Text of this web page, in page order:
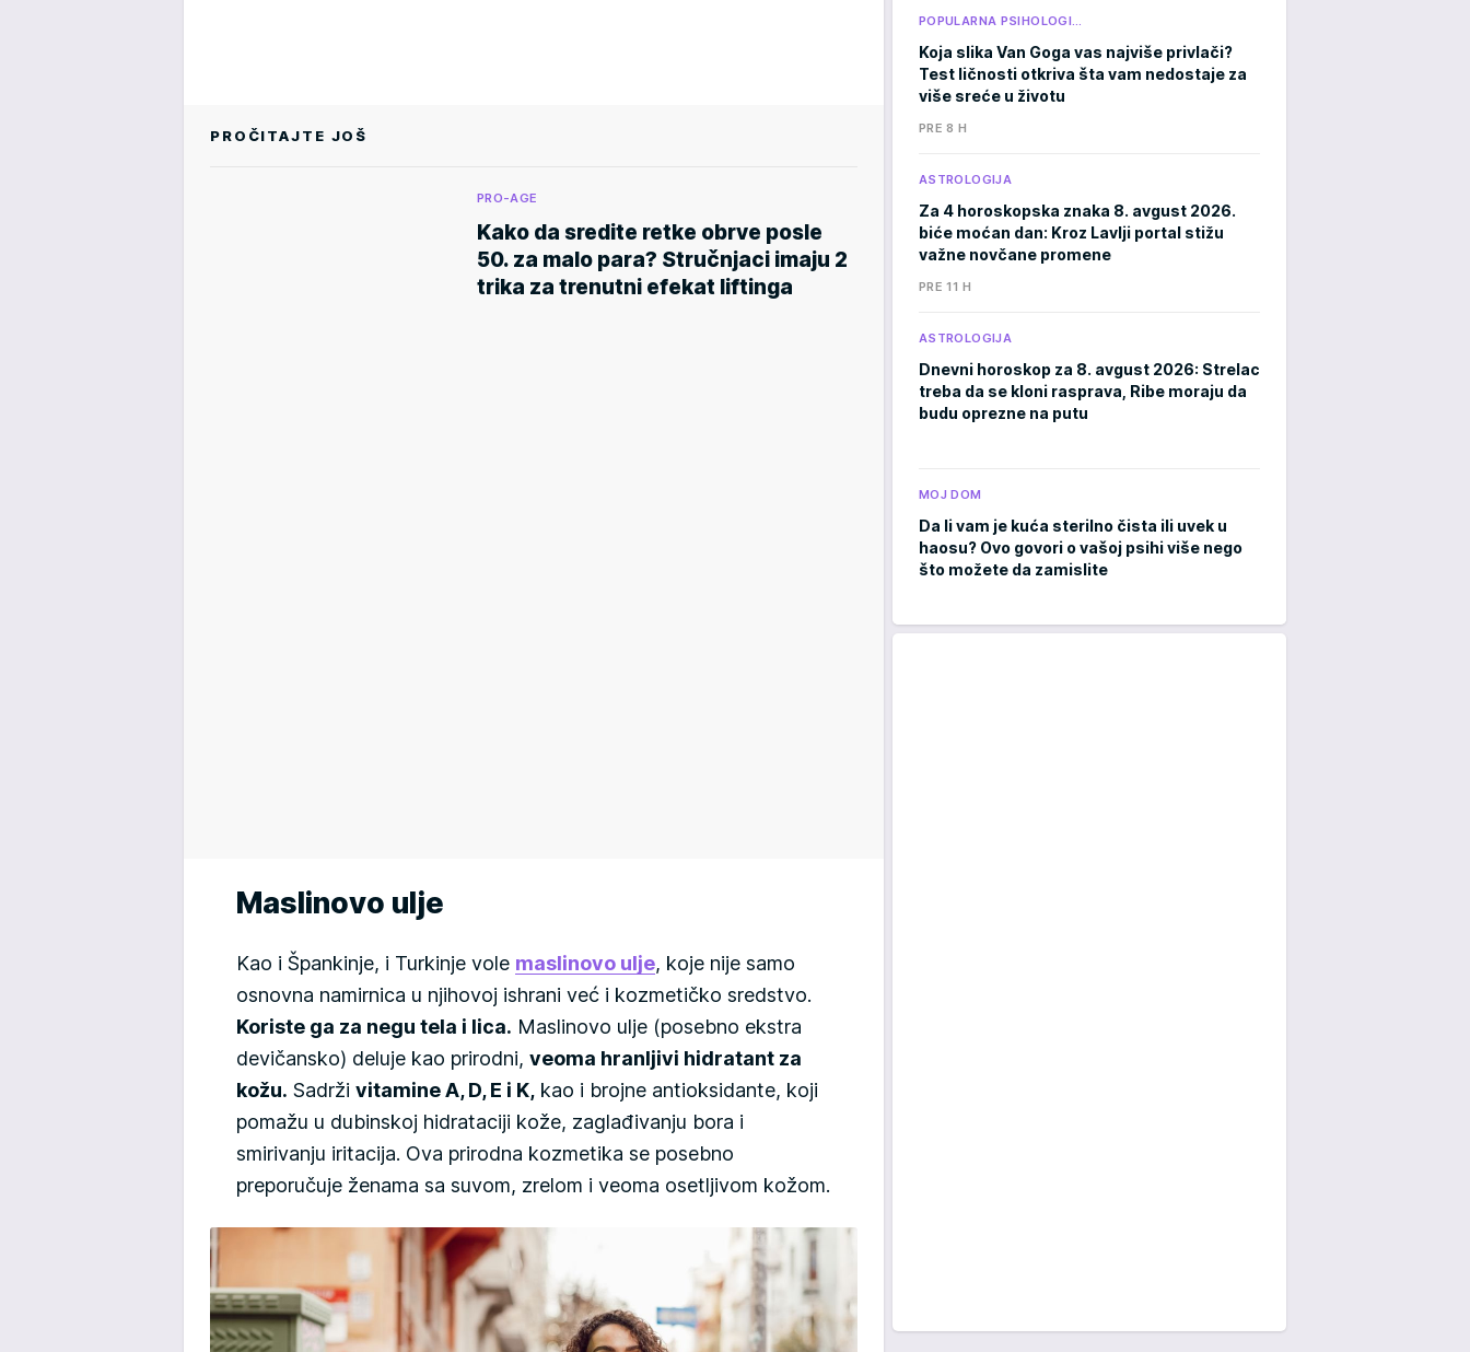
PROČITAJTE JOŠ
PRO-AGE
Kako da sredite retke obrve posle
50. za malo para? Stručnjaci imaju 2
trika za trenutni efekat liftinga
Maslinovo ulje
Kao i Špankinje, i Turkinje vole maslinovo ulje, koje nije samo
osnovna namirnica u njihovoj ishrani već i kozmetičko sredstvo.
Koriste ga za negu tela i lica. Maslinovo ulje (posebno ekstra
devičansko) deluje kao prirodni, veoma hranljivi hidratant za
kožu. Sadrži vitamine A, D, E i K, kao i brojne antioksidante, koji
pomažu u dubinskoj hidrataciji kože, zaglađivanju bora i
smirivanju iritacija. Ova prirodna kozmetika se posebno
preporučuje ženama sa suvom, zrelom i veoma osetljivom kožom.
POPULARNA PSIHOLOGI…
Koja slika Van Goga vas najviše privlači?
Test ličnosti otkriva šta vam nedostaje za
više sreće u životu
PRE 8 H
ASTROLOGIJA
Za 4 horoskopska znaka 8. avgust 2026.
biće moćan dan: Kroz Lavlji portal stižu
važne novčane promene
PRE 11 H
ASTROLOGIJA
Dnevni horoskop za 8. avgust 2026: Strelac
treba da se kloni rasprava, Ribe moraju da
budu oprezne na putu
MOJ DOM
Da li vam je kuća sterilno čista ili uvek u
haosu? Ovo govori o vašoj psihi više nego
što možete da zamislite